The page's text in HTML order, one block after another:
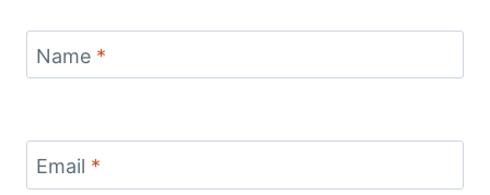
Name *
Email *